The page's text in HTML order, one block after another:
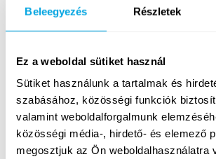
Beleegyezés Részletek
Ez a weboldal sütiket használ
Sütiket használunk a tartalmak és
szabásához, közösségi funkciók
valamint weboldalforgalmunk
közösségi média-, hirdető- és elemező
megosztjuk az Ön weboldalhasználatra
Sütimester
ÚJ